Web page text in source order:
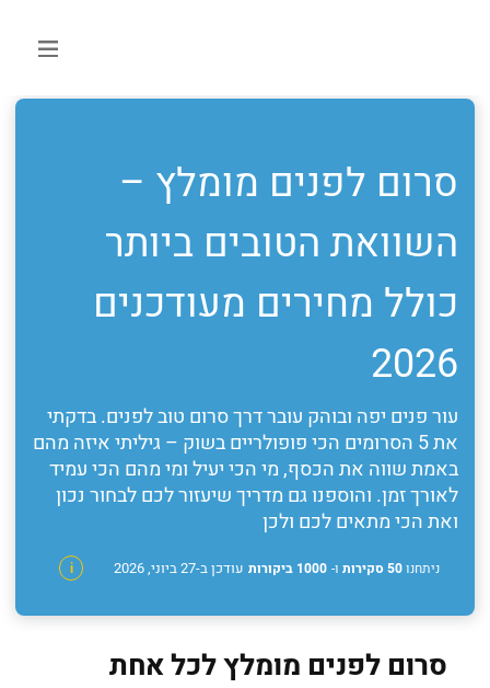
סרום לפנים מומלץ –
השוואת הטובים ביותר
כולל מחירים מעודכנים
2026
עור פנים יפה ובוהק עובר דרך סרום טוב לפנים. בדקתי
את 5 הסרומים הכי פופולריים בשוק – גיליתי איזה מהם
באמת שווה את הכסף, מי הכי יעיל ומי מהם הכי עמיד
לאורך זמן. והוספנו גם מדריך שיעזור לכם לבחור נכון
ואת הכי מתאים לכם ולכן
ניתחנו50 סקירות ו- 1000 ביקורות i עודכן ב-27 ביוני, 2026
סרום לפנים מומלץ לכל אחת